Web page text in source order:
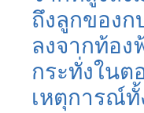
ถึงลูกของก
ลงจากท้อ
กระทั่งในต
เหตุการณ์